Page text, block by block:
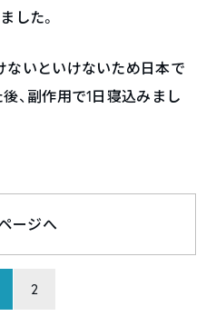
した。
いといけないため日本で
、副作用で1日寝込みまし
2
ージへ